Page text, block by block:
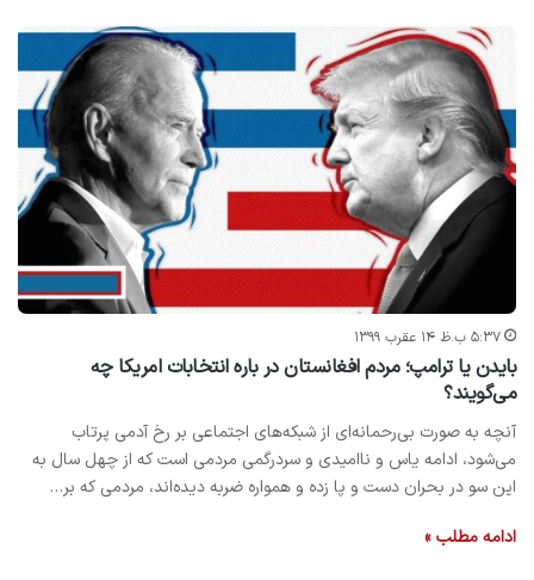
۵:۳۷ ب.ظ ۱۴ عقرب ۱۳۹۹
بایدن یا ترامپ؛ مردم افغانستان در باره انتخابات امریکا چه
می‌گویند؟
آنچه به صورت بی‌رحمانه‌ای از شبکه‌های اجتماعی بر رخ آدمی پرتاب
می‌شود، ادامه یاس و ناامیدی و سردرگمی مردمی است که از چهل سال به
این سو در بحران دست و پا زده و همواره ضربه دیده‌اند، مردمی که بر…
ادامه مطلب »